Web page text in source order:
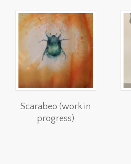
Scarabeo (work in
progress)